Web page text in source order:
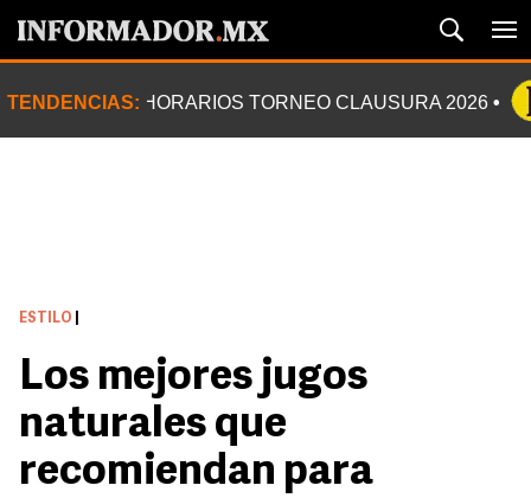
TENDENCIAS: HORARIOS TORNEO CLAUSURA 2026
ESTILO
Los mejores jugos
naturales que
recomiendan para